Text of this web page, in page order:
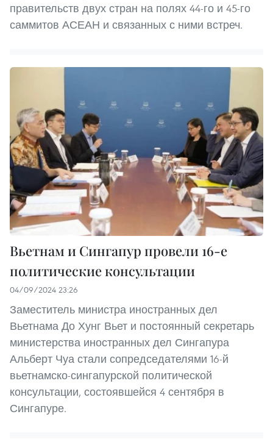
правительств двух стран на полях 44-го и 45-го
саммитов АСЕАН и связанных с ними встреч.
Вьетнам и Сингапур провели 16-е
политические консультации
04/09/2024 23:26
Заместитель министра иностранных дел
Вьетнама До Хунг Вьет и постоянный секретарь
министерства иностранных дел Сингапура
Альберт Чуа стали сопредседателями 16-й
вьетнамско-сингапурской политической
консультации, состоявшейся 4 сентября в
Сингапуре.